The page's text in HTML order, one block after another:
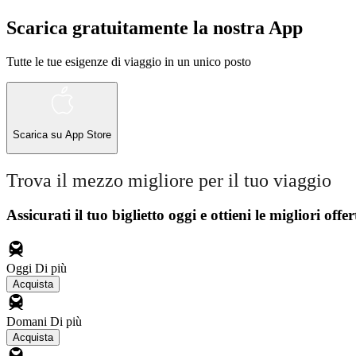
Scarica gratuitamente la nostra App
Tutte le tue esigenze di viaggio in un unico posto
Scarica su App Store
Trova il mezzo migliore per il tuo viaggio
Assicurati il ​​tuo biglietto oggi e ottieni le migliori
Oggi Di più
Acquista
Domani Di più
Acquista